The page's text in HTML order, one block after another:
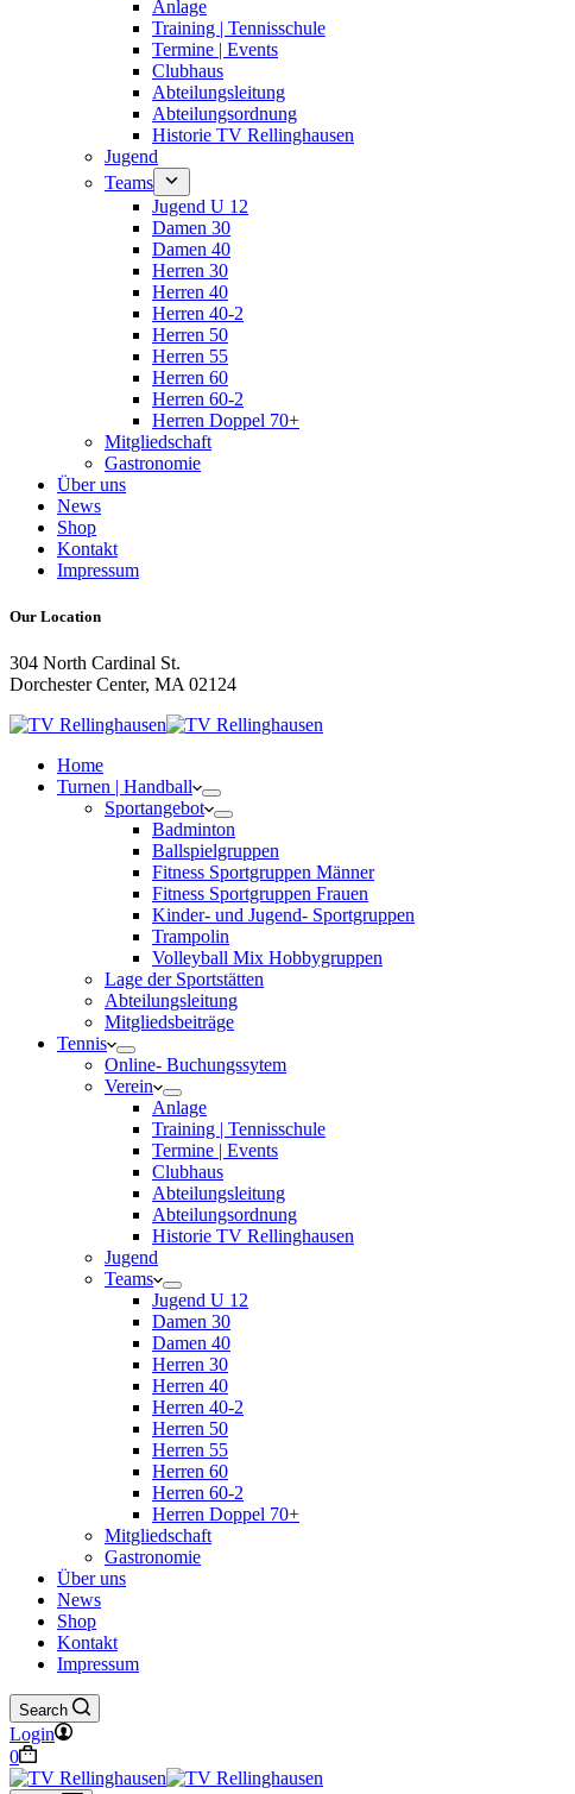
Anlage
Training | Tennisschule
Termine | Events
Clubhaus
Abteilungsleitung
Abteilungsordnung
Historie TV Rellinghausen
Jugend
Teams
Jugend U 12
Damen 30
Damen 40
Herren 30
Herren 40
Herren 40-2
Herren 50
Herren 55
Herren 60
Herren 60-2
Herren Doppel 70+
Mitgliedschaft
Gastronomie
Über uns
News
Shop
Kontakt
Impressum
Our Location
304 North Cardinal St.
Dorchester Center, MA 02124
Home
Turnen | Handball
Sportangebot
Badminton
Ballspielgruppen
Fitness Sportgruppen Männer
Fitness Sportgruppen Frauen
Kinder- und Jugend- Sportgruppen
Trampolin
Volleyball Mix Hobbygruppen
Lage der Sportstätten
Abteilungsleitung
Mitgliedsbeiträge
Tennis
Online- Buchungssytem
Verein
Anlage
Training | Tennisschule
Termine | Events
Clubhaus
Abteilungsleitung
Abteilungsordnung
Historie TV Rellinghausen
Jugend
Teams
Jugend U 12
Damen 30
Damen 40
Herren 30
Herren 40
Herren 40-2
Herren 50
Herren 55
Herren 60
Herren 60-2
Herren Doppel 70+
Mitgliedschaft
Gastronomie
Über uns
News
Shop
Kontakt
Impressum
Search
Login
Warenkorb
0